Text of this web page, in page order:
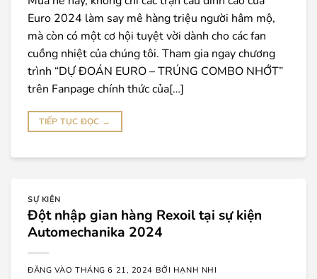
Euro 2024 làm say mê hàng triệu người hâm mộ,
mà còn có một cơ hội tuyệt vời dành cho các fan
cuồng nhiệt của chúng tôi. Tham gia ngay chương
trình “DỰ ĐOÁN EURO – TRÚNG COMBO NHỚT”
trên Fanpage chính thức của[…]
TIẾP TỤC ĐỌC →
SỰ KIỆN
Đột nhập gian hàng Rexoil tại sự kiện
Automechanika 2024
ĐĂNG VÀOTHÁNG 6 21, 2024 BỞI HẠNH NHI